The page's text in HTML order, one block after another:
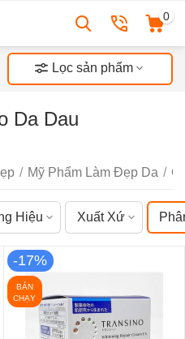
0
Lọc sản phẩm
Da Dau
/ Mỹ Phẩm Làm Đẹp Da /
Hiệu Xuất Xứ
-17%
BÁN
CHẠY